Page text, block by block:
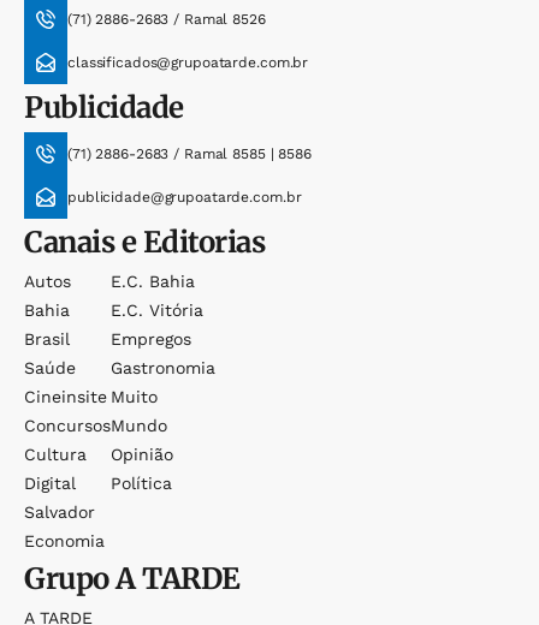
(71) 2886-2683 / Ramal 8526
classificados@grupoatarde.com.br
Publicidade
(71) 2886-2683 / Ramal 8585 | 8586
publicidade@grupoatarde.com.br
Canais e Editorias
Autos
Bahia
Brasil
Saúde
Cineinsite
Concursos
Cultura
Digital
Salvador
Economia
E.c. Bahia
E.c. Vitória
Empregos
Gastronomia
Muito
Mundo
Opinião
Política
GrupoA TARDE
A TARDE